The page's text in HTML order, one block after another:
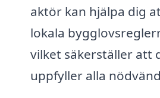
aktör kan hjälpa dig
lokala
vilket säkerställer att
uppfyller alla